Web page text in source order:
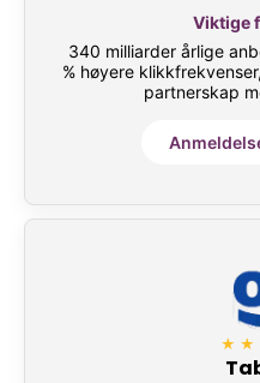
Viktige
340 milliarder årlige
% høyere
partnerskap